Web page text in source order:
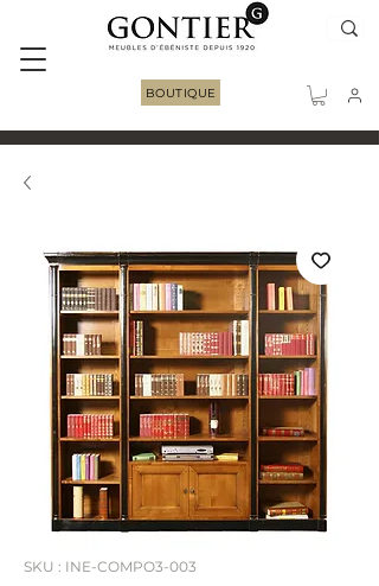
BOUTIQUE
SKU : INE-COMPO3-003